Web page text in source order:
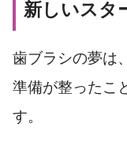
新しいスタ
歯ブラシの夢は
準備が整ったこ
す。